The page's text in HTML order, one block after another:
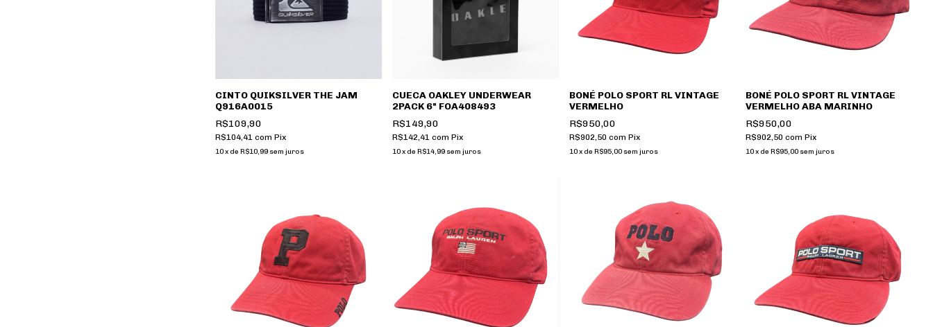
CINTO QUIKSILVER THE JAM
Q916A0015
R$109,90
R$104,41 com Pix
10x de R$10,99 sem juros
CUECA OAKLEY UNDERWEAR
2PACK 6" FOA408493
R$149,90
R$142,41 com Pix
10x de R$14,99 sem juros
BONÉ POLO SPORT RL VINTAGE
VERMELHO
R$950,00
R$902,50 com Pix
10 x de R$95,00 sem juros
BONÉ POLO SPORT RL VINTAGE
VERMELHO ABA MARINHO
R$950,00
R$902,50com Pix
10x deR$95,00 sem juros